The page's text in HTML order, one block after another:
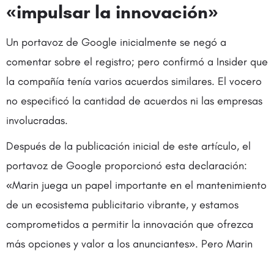
«impulsar la innovación»
Un portavoz de Google inicialmente se negó a
comentar sobre el registro; pero confirmó a Insider que
la compañía tenía varios acuerdos similares. El vocero
no especificó la cantidad de acuerdos ni las empresas
involucradas.
Después de la publicación inicial de este artículo, el
portavoz de Google proporcionó esta declaración:
«Marin juega un papel importante en el mantenimiento
de un ecosistema publicitario vibrante, y estamos
comprometidos a permitir la innovación que ofrezca
más opciones y valor a los anunciantes». Pero Marin